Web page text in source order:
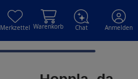
Merkzettel Warenkorb Chat Anmelden